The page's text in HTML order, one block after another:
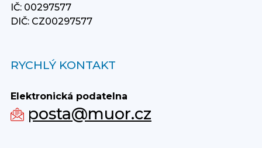
IČ: 00297577
DIČ: CZ00297577
RYCHLÝ KONTAKT
Elektronická podatelna
posta@muor.cz